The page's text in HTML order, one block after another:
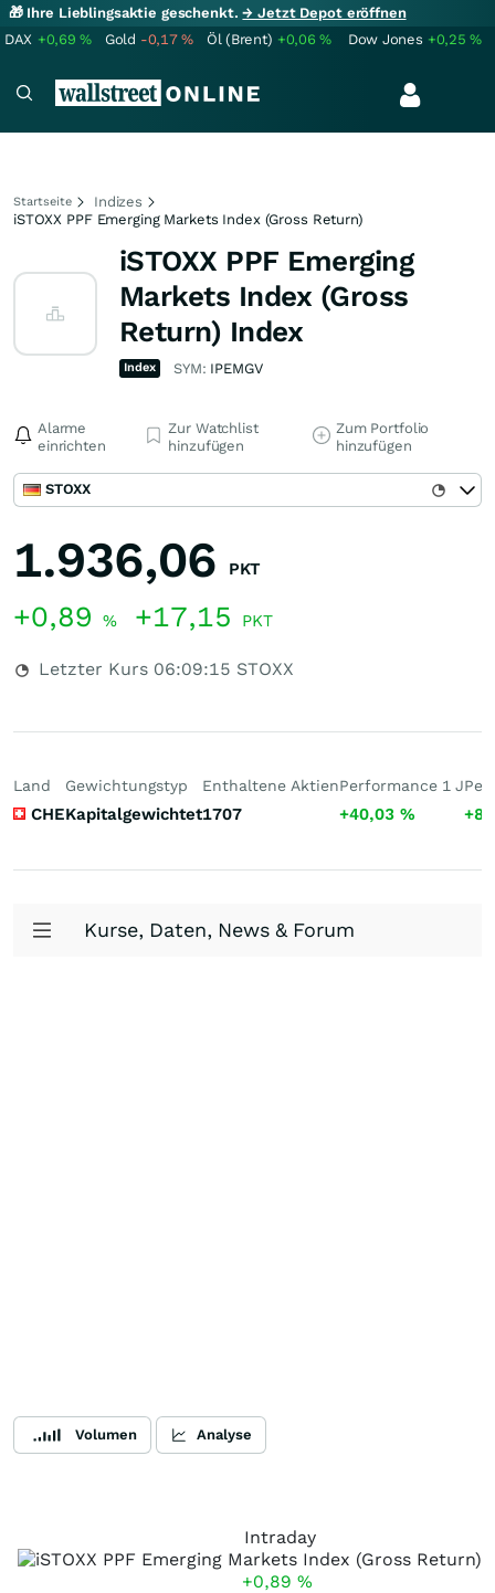
🎁 Ihre Lieblingsaktie geschenkt.→ Jetzt Depot eröffnen
DAX +0,69% Gold -0,17% Öl (Brent) +0,06% Dow Jones +0,25%
Startseite
Indizes
iSTOXX PPF Emerging Markets Index (Gross Return)
iSTOXX PPF Emerging
Markets Index (Gross
Return) Index
Index SYM: IPEMGV
Alarme
einrichten
Zur Watchlist
hinzufügen
Zum Portfolio
hinzufügen
STOXX
1.936,06 PKT
+0,89 % +17,15 PKT
Letzter Kurs 06:09:15 STOXX
Land
CHE
Gewichtungstyp
Kapitalgewichtet
Enthaltene Aktien
1707
Performance 1 J
+40,03 %
Kurse, Daten, News & Forum
Volumen Analyse
Intraday
+0,89 %